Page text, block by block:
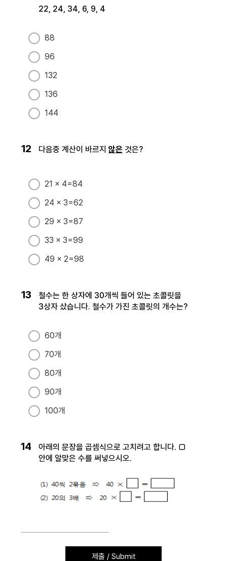
22, 24, 34, 6, 9, 4
88
96
132
136
144
12 다음중 계산이 바르지않은 것은?
21 × 4=84
24 × 3=62
29 × 3=87
33 × 3=99
49 × 2=98
13
철수는 한 상자에 30개씩 들어 있는 초콜릿을
3상자 샀습니다. 철수가 가진 초콜릿의 개수는?
60개
70개
80개
90개
100개
14
아래의 문장을 곱셈식으로 고치려고 합니다. □
안에 알맞은 수를 써넣으시오.
제출 / Submit